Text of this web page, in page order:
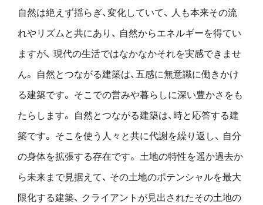
自然は絶えず揺らぎ、変化していて、
人も本来その流
れやリズムと共にあり、 自然からエネルギーを得てい
ますが、 現代の生活ではなかなかそれを実感できませ
ん。
自然とつながる建築は、五感に無意識に働きかけ
る建築です。 そこでの営みや暮らしに深い豊かさをも
たらします。
自然とつながる建築は、時と応答する建
築です。 そこを使う人々と共に代謝を繰り返し、 自分
の身体を拡張する存在です。 土地の特性を遥か過去か
ら未来まで見据えて、 その土地のポテンシャルを最大
限化する建築、 クライアントが見出されたその土地の